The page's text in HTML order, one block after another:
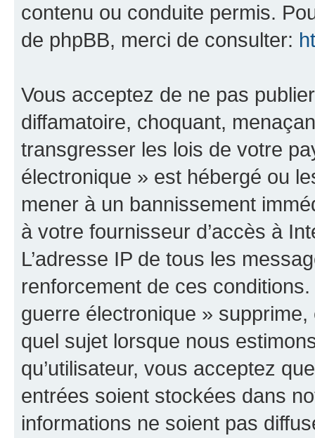
contenu ou conduite permis.
de phpBB, merci de consulter:
Vous acceptez de ne pas
diffamatoire, choquant,
transgresser les lois de votre
électronique » est hébergé ou
mener à un bannissement
à votre fournisseur d’accès à
L’adresse IP de tous les
renforcement de ces
guerre électronique »
quel sujet lorsque nous
qu’utilisateur, vous acceptez
entrées soient stockées dans
informations ne soient pas